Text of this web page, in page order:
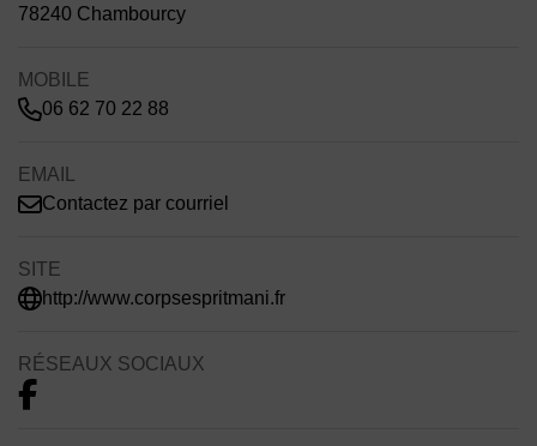
78240 Chambourcy
MOBILE
06 62 70 22 88
EMAIL
Contactez par courriel
SITE
http://www.corpsespritmani.fr
RÉSEAUX SOCIAUX